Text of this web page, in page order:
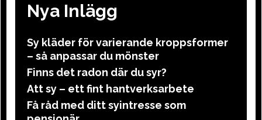
Nya Inlägg
Sy kläder för varierande kroppsformer
– så anpassar du mönster
Finns det radon där du syr?
Att sy – ett fint hantverksarbete
Få råd med ditt syintresse som